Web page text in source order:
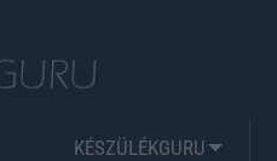
KÉSZÜLÉKGURU